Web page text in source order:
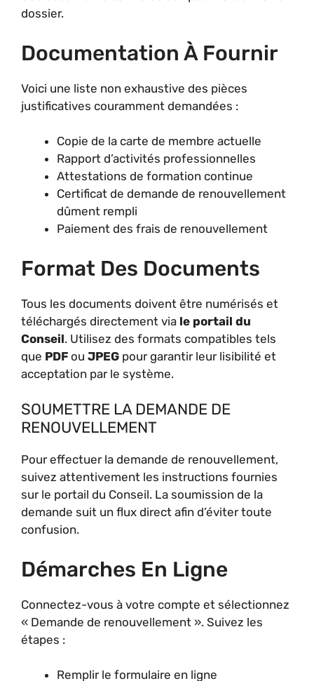
dossier.
Documentation À Fournir
Voici une liste non exhaustive des pièces
justificatives couramment demandées :
Copie de la carte de membre actuelle
Rapport d’activités professionnelles
Attestations de formation continue
Certificat de demande de renouvellement
dûment rempli
Paiement des frais de renouvellement
Format Des Documents
Tous les documents doivent être numérisés et
téléchargés directement via le portail du
Conseil. Utilisez des formats compatibles tels
que PDF ou JPEG pour garantir leur lisibilité et
acceptation par le système.
SOUMETTRE LA DEMANDE DE
RENOUVELLEMENT
Pour effectuer la demande de renouvellement,
suivez attentivement les instructions fournies
sur le portail du Conseil. La soumission de la
demande suit un flux direct afin d’éviter toute
confusion.
Démarches En Ligne
Connectez-vous à votre compte et sélectionnez
« Demande de renouvellement ». Suivez les
étapes :
Remplir le formulaire en ligne